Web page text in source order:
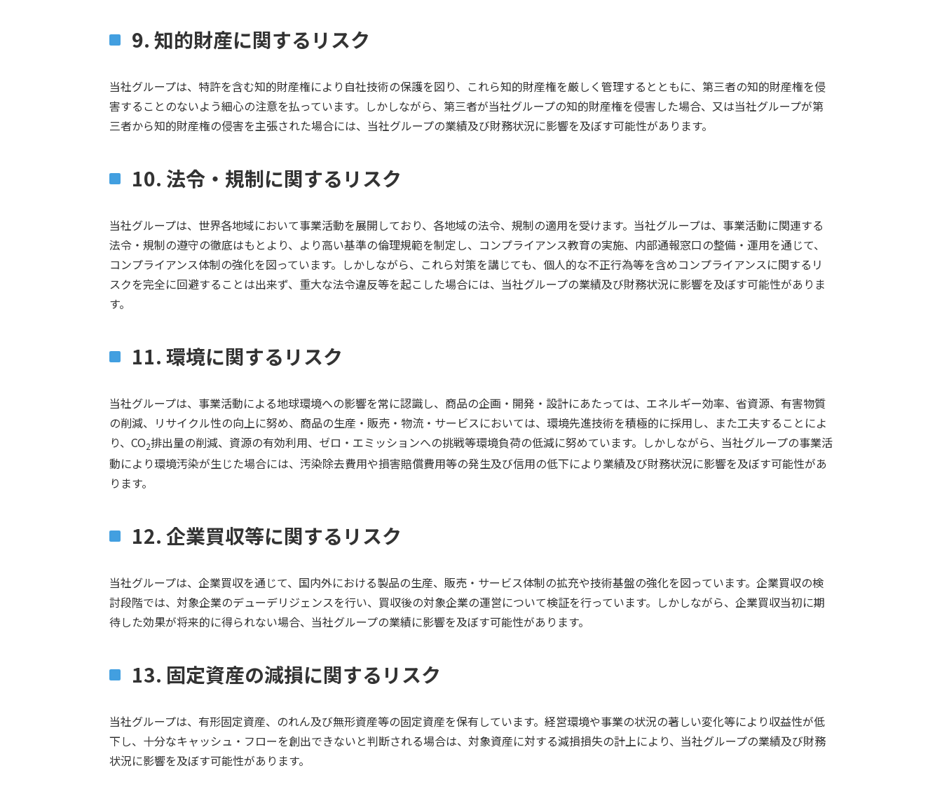
9. 知的財産に関するリスク
当社グループは、特許を含む知的財産権により自社技術の保護を図り、これら知的財産権を厳しく管理するとともに、第三者の知的財産権を侵
害することのないよう細心の注意を払っています。しかしながら、第三者が当社グループの知的財産権を侵害した場合、又は当社グループが第
三者から知的財産権の侵害を主張された場合には、当社グループの業績及び財務状況に影響を及ぼす可能性があります。
10. 法令・規制に関するリスク
当社グループは、世界各地域において事業活動を展開しており、各地域の法令、規制の適用を受けます。当社グループは、事業活動に関連する
法令・規制の遵守の徹底はもとより、より高い基準の倫理規範を制定し、コンプライアンス教育の実施、内部通報窓口の整備・運用を通じて、
コンプライアンス体制の強化を図っています。しかしながら、これら対策を講じても、個人的な不正行為等を含めコンプライアンスに関するリ
スクを完全に回避することは出来ず、重大な法令違反等を起こした場合には、当社グループの業績及び財務状況に影響を及ぼす可能性がありま
す。
11. 環境に関するリスク
当社グループは、事業活動による地球環境への影響を常に認識し、商品の企画・開発・設計にあたっては、エネルギー効率、省資源、有害物質
の削減、リサイクル性の向上に努め、商品の生産・販売・物流・サービスにおいては、環境先進技術を積極的に採用し、また工夫することによ
り、CO2排出量の削減、資源の有効利用、ゼロ・エミッションへの挑戦等環境負荷の低減に努めています。しかしながら、当社グループの事業活
動により環境汚染が生じた場合には、汚染除去費用や損害賠償費用等の発生及び信用の低下により業績及び財務状況に影響を及ぼす可能性があ
ります。
12. 企業買収等に関するリスク
当社グループは、企業買収を通じて、国内外における製品の生産、販売・サービス体制の拡充や技術基盤の強化を図っています。企業買収の検
討段階では、対象企業のデューデリジェンスを行い、買収後の対象企業の運営について検証を行っています。しかしながら、企業買収当初に期
待した効果が将来的に得られない場合、当社グループの業績に影響を及ぼす可能性があります。
13. 固定資産の減損に関するリスク
当社グループは、有形固定資産、のれん及び無形資産等の固定資産を保有しています。経営環境や事業の状況の著しい変化等により収益性が低
下し、十分なキャッシュ・フローを創出できないと判断される場合は、対象資産に対する減損損失の計上により、当社グループの業績及び財務
状況に影響を及ぼす可能性があります。